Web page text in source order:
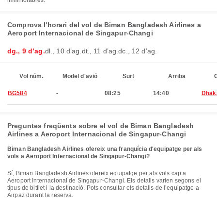
Comprova l'horari del vol de Biman Bangladesh Airlines a
Aeroport Internacional de Singapur-Changi
dg., 9 d’ag.dl., 10 d’ag. dt., 11 d’ag.dc., 12 d’ag.
Vol núm. Model d'avió Surt Arriba
BG584 - 08:25 14:40
Preguntes freqüents sobre el vol de Biman Bangladesh
Airlines a Aeroport Internacional de Singapur-Changi
Biman Bangladesh Airlines ofereix una franquícia d'equipatge per als
vols a Aeroport Internacional de Singapur-Changi?
Sí, Biman Bangladesh Airlines ofereix equipatge per als vols cap a
Aeroport Internacional de Singapur-Changi. Els detalls varien segons el
tipus de bitllet i la destinació. Pots consultar els detalls de l’equipatge a
Airpaz durant la reserva.